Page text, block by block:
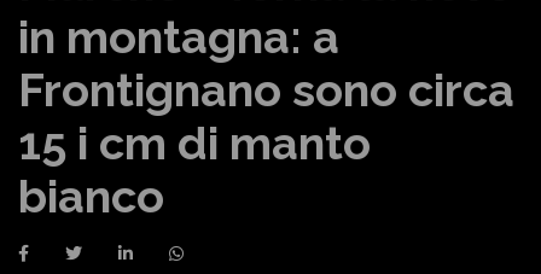
in montagna: a
Frontignano sono circa
15 i cm di manto
bianco